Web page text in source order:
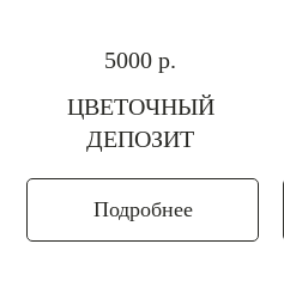
5000 р.
ЦВЕТОЧНЫЙ
ДЕПОЗИТ
Подробнее